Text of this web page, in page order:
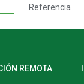
Referencia
REMOTA